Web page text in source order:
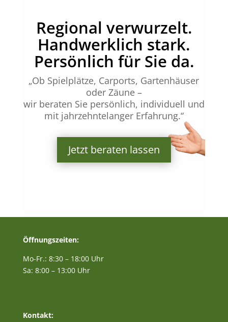
Regional verwurzelt.
Handwerklich stark.
Persönlich für Sie da.
„Ob Spielplätze, Carports, Gartenhäuser
oder Zäune –
wir beraten Sie persönlich, individuell und
mit jahrzehntelanger Erfahrung.“
Jetzt beraten lassen
Öffnungszeiten:
Mo-Fr.: 8:30 – 18:00 Uhr
Sa: 8:00 – 13:00 Uhr
Kontakt: